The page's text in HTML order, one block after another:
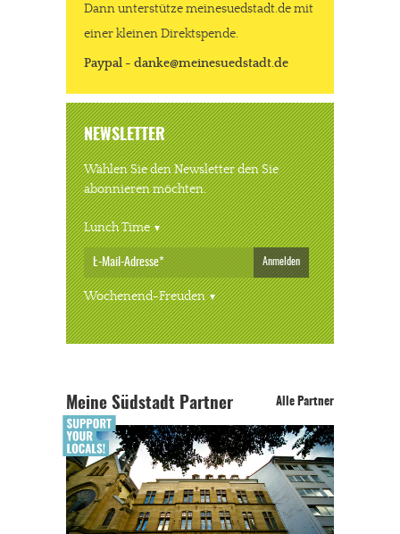
Dann unterstütze meinesuedstadt.de mit
einer kleinen Direktspende.
Paypal - danke@meinesuedstadt.de
NEWSLETTER
Wählen Sie den Newsletter den Sie
abonnieren möchten.
Lunch Time
Anmelden
Wochenend-Freuden
Meine Südstadt Partner Alle Partner